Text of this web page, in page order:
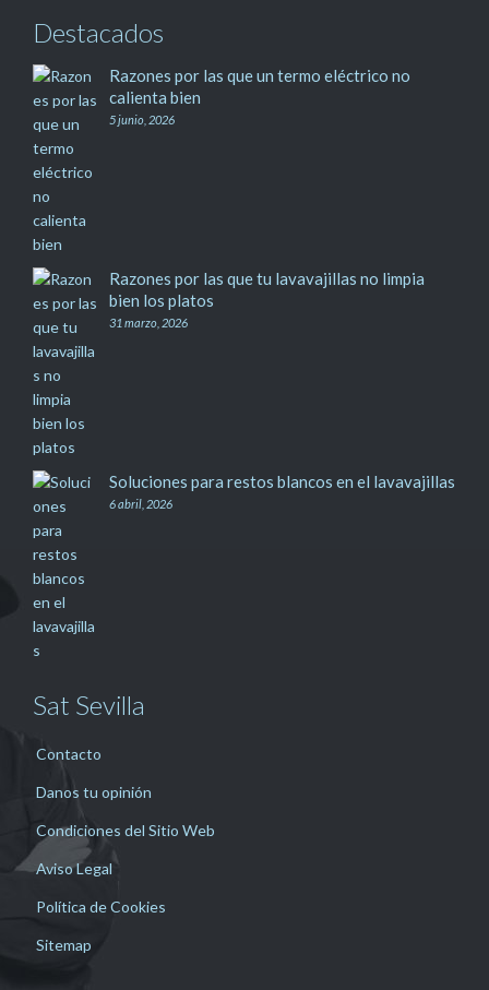
Destacados
Razones por las que un termo eléctrico no
calienta bien
5 junio, 2026
Razones por las que tu lavavajillas no limpia
bien los platos
31 marzo, 2026
Soluciones para restos blancos en el lavavajillas
6 abril, 2026
Sat Sevilla
Contacto
Danos tu opinión
Condiciones del Sitio Web
Aviso Legal
Política de Cookies
Sitemap